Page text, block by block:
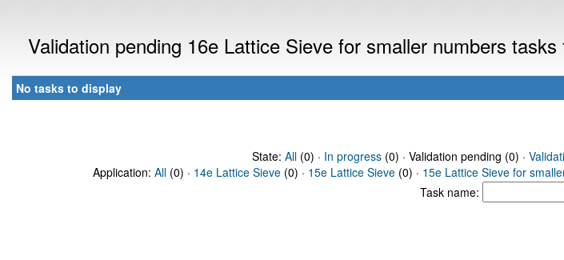
Validation pending 16e Lattice Sieve for smaller numbers
No tasks to display
State: All(0) · In progress(0) · Validation pending (0) ·
Application: All (0) · 14e Lattice Sieve (0) · 15e Lattice Sieve (0) · 15e Lattice Sieve for
Task name: